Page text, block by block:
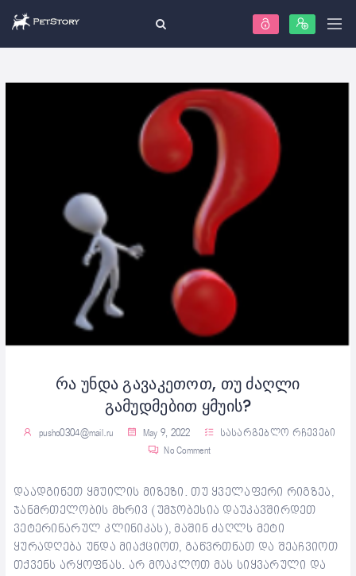
რა უნდა გავაკეთოთ, თუ ძაღლი
გამუდმებით ყმუის?
pusho0304@mail.ru May 9, 2022
სასარგებლო რჩევები
No Comment
დაადგინეთ ყმუილის მიზეზი. თუ ყველაფერი რიგზეა,
ჯანმრთელობის მხრივ (უმჯობესია დაუკავშირდეთ
ვეტერინარულ კლინიკას), მაშინ ძაღლს მეტი
ყურადღება უნდა მიაქციოთ, გაწვრთნათ და შეაჩვიოთ
თქვენს არყოფნას. არ მოაკლოთ მას სიყვარული და